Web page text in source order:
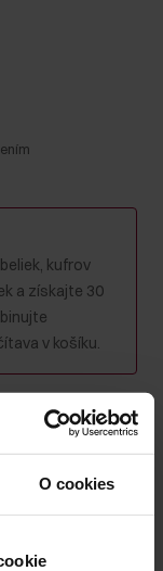
O cookies
kufrov
a získajte 30
v košíku.